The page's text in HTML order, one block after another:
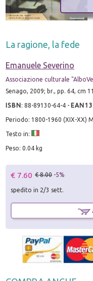
La ragione, la fede
Emanuele Severino
Associazione culturale
Senago, 2009; br., pp. 64, cm
ISBN:88-89130-64-4 - EAN13
Periodo: 1800-1960 (XIX-XX)
Testo in:
Peso: 0.04 kg
€ 7.60 € 8.00 -5%
spedito in 2/3 sett.